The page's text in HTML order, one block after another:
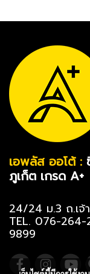
เอพลัส ออโต้ :
ภูเก็ต เกรด A+
24/24 ม.3 ถ.เจ้
TEL. 076-
9899